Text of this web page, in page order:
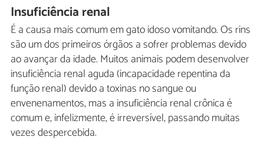
Insuficiência renal
É a causa mais comum em gato idoso vomitando. Os rins
são um dos primeiros órgãos a sofrer problemas devido
ao avançar da idade. Muitos animais podem desenvolver
insuficiência renal aguda (incapacidade repentina da
função renal) devido a toxinas no sangue ou
envenenamentos, mas a insuficiência renal crônica é
comum e, infelizmente, é irreversível, passando muitas
vezes despercebida.